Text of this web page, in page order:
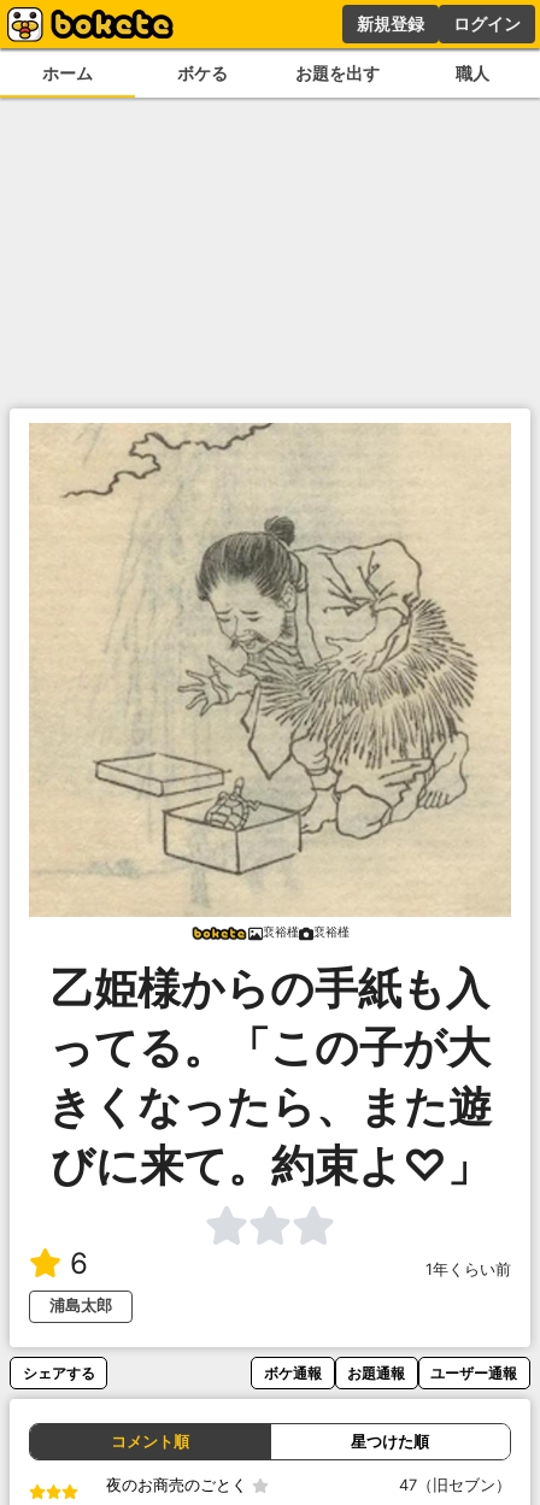
新規登録 ログイン
ホーム ボケる お題を出す 職人
裵裕槿 裵裕槿
乙姫様からの手紙も入
ってる。「この子が大
きくなったら、また遊
びに来て。約束よ♡」
6
1年くらい前
浦島太郎
シェアする ボケ通報 お題通報 ユーザー通報
コメント順 星つけた順
夜のお商売のごとく 47（旧セブン）